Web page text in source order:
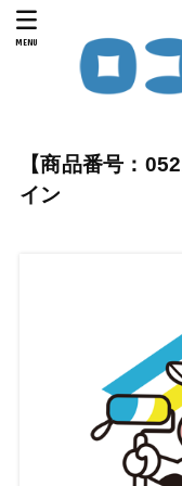
MENU
【商品番号：
イン